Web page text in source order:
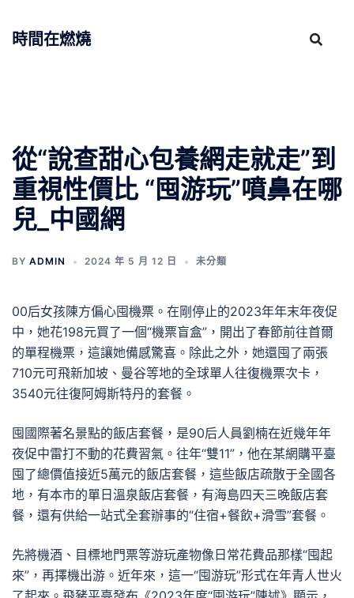
時間在燃燒
從“說查甜心包養網走就走”到
重視性價比 “囤游玩”噴鼻在哪
兒_中國網
BY ADMIN 2024 年 5 月 12 日 未分類
00后女孩陳方偏心囤機票。在剛停止的2023年年末年夜促
中，她花198元買了一個“機票盲盒”，開出了春節前往首爾
的單程機票，這讓她備感驚喜。除此之外，她還囤了兩張
710元可飛新加坡、曼谷等地的全球單人往復機票次卡，
3540元往復阿姆斯特丹的套餐。
囤國際著名景點的飯店套餐，是90后人員劉楠在近幾年年
夜促中雷打不動的花費習氣。往年“雙11”，他在某網購平臺
囤了總價值接近5萬元的飯店套餐，這些飯店疏散于全國各
地，有本市的單日溫泉飯店套餐，有海島四天三晚飯店套
餐，還有供給一站式全套辦事的“住宿+餐飲+滑雪”套餐。
先將機酒、目標地門票等游玩產物像日常花費品那樣“囤起
來”，再擇機出游。近年來，這一“囤游玩”形式在年青人世火